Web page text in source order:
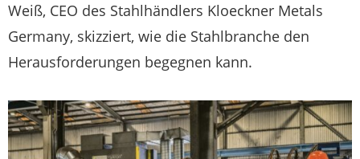
Weiß, CEO des Stahlhändlers Kloeckner Metals
Germany, skizziert, wie die Stahlbranche den
Herausforderungen begegnen kann.